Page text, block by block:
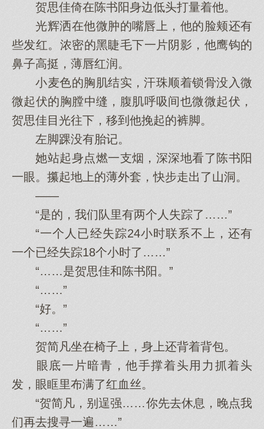
贺思佳倚在陈书阳身边低头打量着他。
光辉洒在他微肿的嘴唇上，他的脸颊还有
些发红。浓密的黑睫毛下一片阴影，他鹰钩的
鼻子高挺，薄唇红润。
小麦色的胸肌结实，汗珠顺着锁骨没入微
微起伏的胸膛中缝，腹肌呼吸间也微微起伏，
贺思佳目光往下，移到他挽起的裤脚。
左脚踝没有胎记。
她站起身点燃一支烟，深深地看了陈书阳
一眼。攥起地上的薄外套，快步走出了山洞。
——
“是的，我们队里有两个人失踪了……”
“一个人已经失踪24小时联系不上，还有
一个已经失踪18个小时了……”
“……是贺思佳和陈书阳。”
“……”
“好。”
“……”
贺简凡坐在椅子上，身上还背着背包。
眼底一片暗青，他手撑着头用力抓着头
发，眼眶里布满了红血丝。
“贺简凡，别逞强……你先去休息，晚点我
们再去搜寻一遍……”